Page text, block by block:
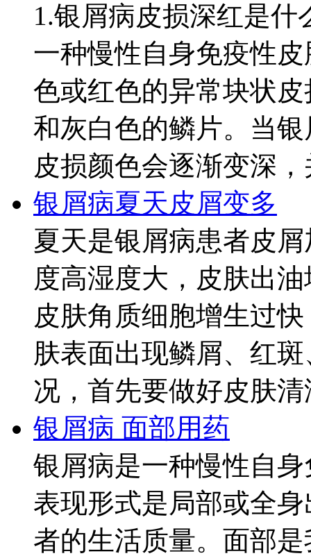
1.银屑病皮损深红是什
一种慢性自身免疫性
色或红色的异常块状
和灰白色的鳞片。当
皮损颜色会逐渐变深
银屑病夏天皮屑变多
夏天是银屑病患者皮
度高湿度大，皮肤出
皮肤角质细胞增生过
肤表面出现鳞屑、红
况，首先要做好皮肤清
银屑病 面部用药
银屑病是一种慢性自
表现形式是局部或全
者的生活质量。面部